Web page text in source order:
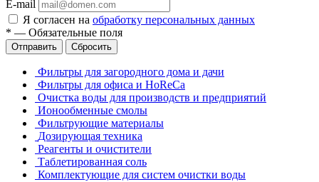
E-mail
Я согласен на обработку персональных данных
* — Обязательные поля
Отправить Сбросить
Фильтры для загородного дома и дачи
Фильтры для офиса и HoReCa
Очистка воды для производств и предприятий
Ионообменные смолы
Фильтрующие материалы
Дозирующая техника
Реагенты и очистители
Таблетированная соль
Комплектующие для систем очистки воды